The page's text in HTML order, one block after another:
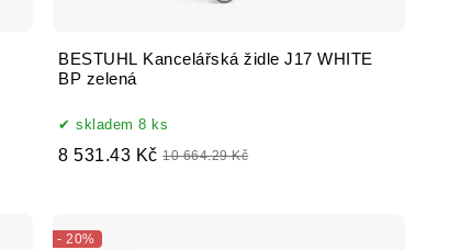
BESTUHL Kancelářská židle J17 WHITE
BP zelená
skladem 8 ks
8 531.43 Kč 10 664.29 Kč
- 20%